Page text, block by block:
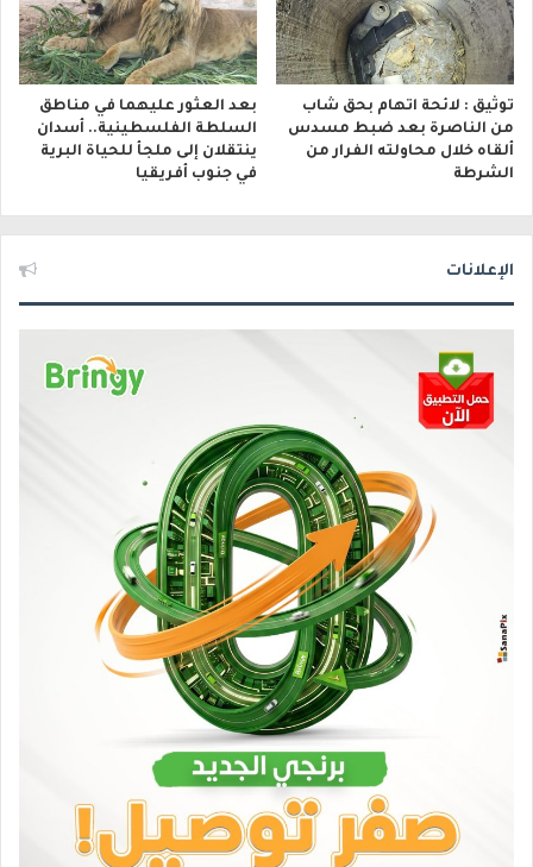
توثيق : لائحة اتهام بحق شاب
من الناصرة بعد ضبط مسدس
ألقاه خلال محاولته الفرار من
الشرطة
بعد العثور عليهما في مناطق
السلطة الفلسطينية.. أسدان
ينتقلان إلى ملجأ للحياة البرية
في جنوب أفريقيا
الإعلانات